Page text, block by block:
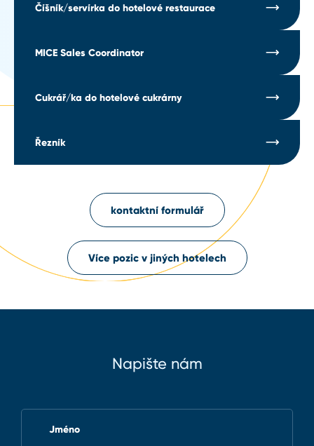
Číšník/servírka do hotelové restaurace
MICE Sales Coordinator
Cukrář/ka do hotelové cukrárny
Řezník
kontaktní formulář
Více pozic v jiných hotelech
Napište nám
Jméno